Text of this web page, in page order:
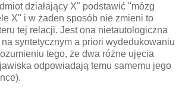
działający X" podstawić "mózg
X" i w żaden sposób nie zmieni to
tej relacji. Jest ona nietautologiczna
syntetycznym a priori wydedukowaniu
tego, że dwa różne ujęcia
odpowiadają temu samemu jego